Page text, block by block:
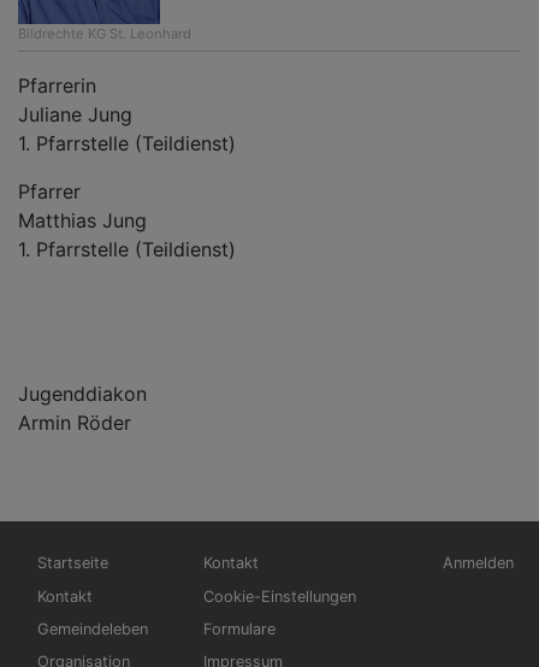
Bildrechte KG St. Leonhard
Pfarrerin
Juliane Jung
1. Pfarrstelle (Teildienst)
Pfarrer
Matthias Jung
1. Pfarrstelle (Teildienst)
Jugenddiakon
Armin Röder
Hauptnavigation
Startseite
Kontakt
Gemeindeleben
Organisation
Fußbereichsmenü
Kontakt
Cookie-Einstellungen
Formulare
Impressum
Anmelden